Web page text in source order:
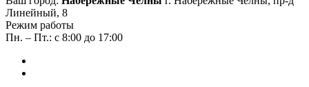
Линейный, 8
Режим работы
Пн. – Пт.: с 8:00 до 17:00